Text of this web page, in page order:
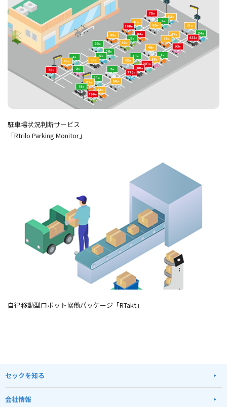
駐車場状況判断サービス
「Rtrilo Parking Monitor」
自律移動型ロボット協働パッケージ「RTakt」
セックを知る
会社情報